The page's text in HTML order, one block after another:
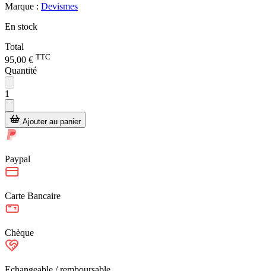
Marque : Devismes
En stock
Total
95,00 € TTC
Quantité
1
Ajouter au panier
Paypal
Carte Bancaire
Chèque